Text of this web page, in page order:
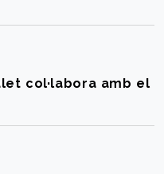
col·labora amb el